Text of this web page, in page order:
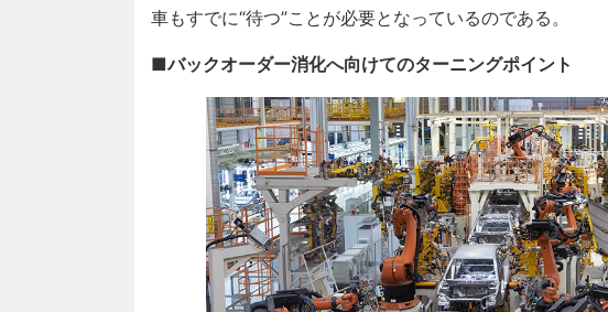
車もすでに“待つ”ことが必要となっているのである。
■バックオーダー消化へ向けてのターニングポイント